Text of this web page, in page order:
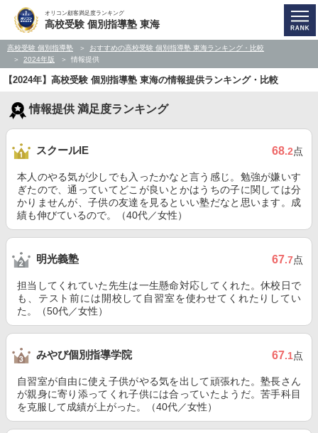
オリコン顧客満足度ランキング
高校受験 個別指導塾 東海
高校受験 個別指導塾
おすすめの高校受験 個別指導塾 東海ランキング・比較
2024年版
情報提供
【2024年】高校受験 個別指導塾 東海の情報提供ランキング・比較
情報提供 満足度ランキング
スクールIE 68.2点
本人のやる気が少しでも入ったかなと言う感じ。勉強が嫌いす
ぎたので、通っていてどこが良いとかはうちの子に関しては分
かりませんが、子供の友達を見るといい塾だなと思います。成
績も伸びているので。（40代／女性）
明光義塾 67.7点
担当してくれていた先生は一生懸命対応してくれた。休校日で
も、テスト前には開校して自習室を使わせてくれたりしてい
た。（50代／女性）
みやび個別指導学院 67.1点
自習室が自由に使え子供がやる気を出して頑張れた。塾長さん
が親身に寄り添ってくれ子供には合っていたようだ。苦手科目
を克服して成績が上がった。（40代／女性）